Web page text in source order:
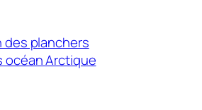
planchers
océan Arctique